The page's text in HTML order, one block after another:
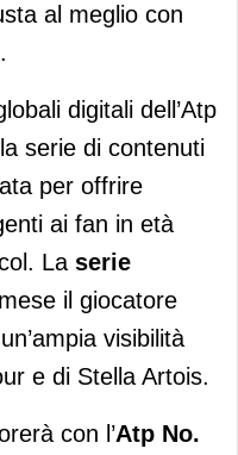
al meglio con
digitali dell’Atp
serie di contenuti
per offrire
ai fan in età
La serie
il giocatore
visibilità
e di Stella Artois.
con l’Atp No.